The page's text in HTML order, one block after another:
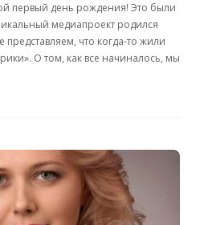
первый день рождения! Это были
медиапроект родился
представляем, что когда-то жили
О том, как все начиналось, мы